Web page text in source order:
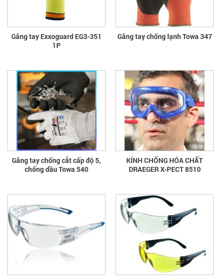
Găng tay Exxoguard EG3-351
1P
Găng tay chống lạnh Towa 347
Găng tay chống cắt cấp độ 5,
chống dầu Towa 540
KÍNH CHỐNG HÓA CHẤT
DRAEGER X-PECT 8510